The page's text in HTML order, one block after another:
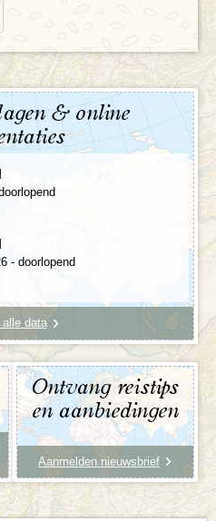
& online
- doorlopend
data
Ontvang reistips
en aanbiedingen
Aanmelden nieuwsbrief